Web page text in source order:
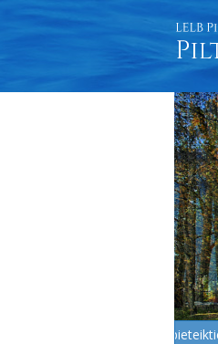
Aicinām pieteikties: